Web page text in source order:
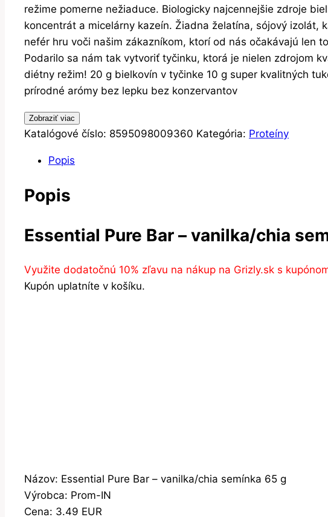
režime pomerne nežiaduce. Biologicky najcennejšie zdroje
koncentrát a micelárny kazeín. Žiadna želatína, sójový
nefér hru voči našim zákazníkom, ktorí od nás očakávajú len
Podarilo sa nám tak vytvoriť tyčinku, ktorá je nielen zdrojom
diétny režim! 20 g bielkovín v tyčinke 10 g super kvalitných
prírodné arómy bez lepku bez konzervantov
Zobraziť viac
Katalógové číslo: 8595098009360 Kategória: Proteíny
Popis
Popis
Essential Pure Bar – vanilka/chia
Využite dodatočnú 10% zľavu na nákup na Grizly.sk s
Kupón uplatníte v košíku.
Názov: Essential Pure Bar – vanilka/chia semínka 65 g
Výrobca: Prom-IN
Cena: 3.49 EUR